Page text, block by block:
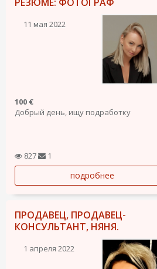
11 мая 2022
100 €
Добрый день, ищу подработку
827 1
подробнее
ПРОДАВЕЦ, ПРОДАВЕЦ-
КОНСУЛЬТАНТ, НЯНЯ.
1 апреля 2022